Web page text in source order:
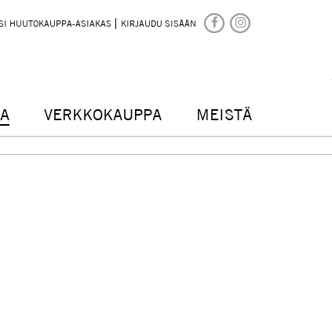
HUUTOKAUPPA-ASIAKAS KIRJAUDU SISÄÄN
VERKKOKAUPPA MEISTÄ